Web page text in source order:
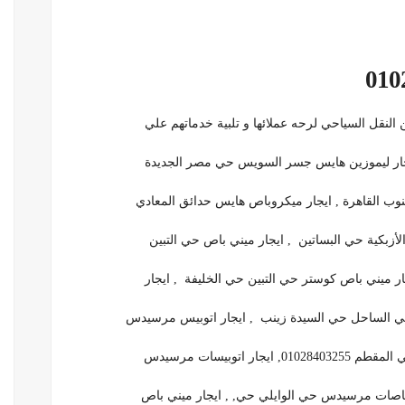
السياحي لرحه عملائها و تلبية خدماتهم علي
القاهرة , ايجار ميكروباص هايس حدائق المعادي
ميني باص كوستر حي التبين حي الخليفة , ايجار
مرسيدس